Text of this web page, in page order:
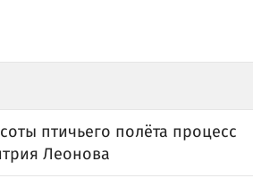
птичьего полёта процесс
Леонова